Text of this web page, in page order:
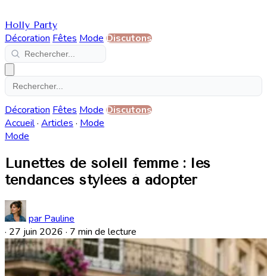
Holly Party
Décoration Fêtes Mode Discutons
Décoration Fêtes Mode Discutons
Accueil· Articles · Mode
Mode
Lunettes de soleil femme : les
tendances stylées à adopter
par Pauline
· 27 juin 2026 · 7 min de lecture